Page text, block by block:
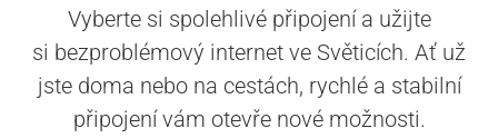
Vyberte si spolehlivé připojení a užijte
si bezproblémový internet ve Světicích. Ať už
jste doma nebo na cestách, rychlé a stabilní
připojení vám otevře nové možnosti.